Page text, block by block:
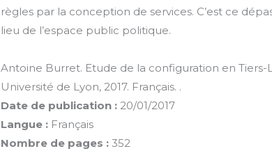
règles par la conception de services. C’est ce
lieu de l’espace public politique.
Antoine Burret. Etude de la configuration en Tiers-
Université de Lyon, 2017. Français. .
Date de publication : 20/01/2017
Langue : Français
Nombre de pages : 352